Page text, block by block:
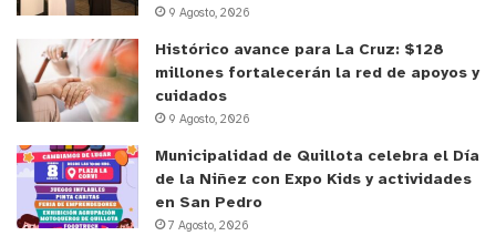
acuerda el procedimiento para que Cannabiol®
Solución Oleosa, fuese distribuido a través de los
mecanismos establecidos conforme a la
legislación y regulación aplicable en la materia.
elaborar el medicamento, y de la CMQ distribuirlo.
No obstante, en aquella fecha comenzaron los
9 Agosto, 2026
Histórico avance para La Cruz: $128
millones fortalecerán la red de apoyos y
cuidados
9 Agosto, 2026
Municipalidad de Quillota celebra el Día
de la Niñez con Expo Kids y actividades
en San Pedro
7 Agosto, 2026